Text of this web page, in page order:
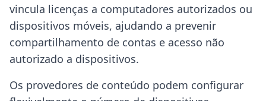
vincula licenças a computadores autorizados ou
dispositivos móveis, ajudando a prevenir
compartilhamento de contas e acesso não
autorizado a dispositivos.
Os provedores de conteúdo podem configurar